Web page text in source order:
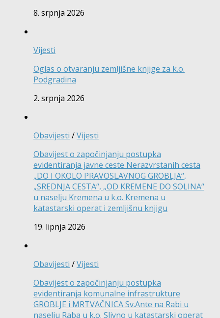
8. srpnja 2026
Vijesti
Oglas o otvaranju zemljišne knjige za k.o.
Podgradina
2. srpnja 2026
Obavijesti /Vijesti
Obavijest o započinjanju postupka
evidentiranja javne ceste Nerazvrstanih cesta
„DO I OKOLO PRAVOSLAVNOG GROBLJA“,
„SREDNJA CESTA“, „OD KREMENE DO SOLINA“
u naselju Kremena u k.o. Kremena u
katastarski operat i zemljišnu knjigu
19. lipnja 2026
Obavijesti /Vijesti
Obavijest o započinjanju postupka
evidentiranja komunalne infrastrukture
GROBLJE i MRTVAČNICA Sv.Ante na Rabi u
naselju Raba u k.o. Slivno u katastarski operat